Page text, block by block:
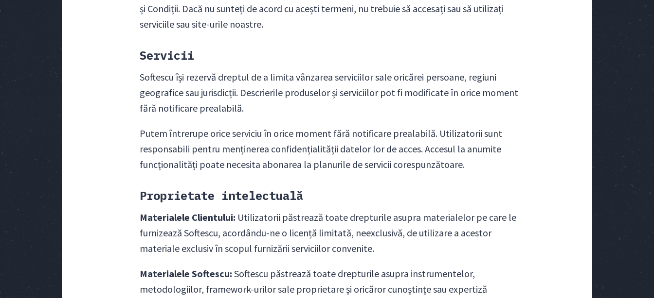
și Condiții. Dacă nu sunteți de acord cu acești termeni, nu trebuie să accesați sau să utilizați
serviciile sau site-urile noastre.
Servicii
Softescu își rezervă dreptul de a limita vânzarea serviciilor sale oricărei persoane, regiuni
geografice sau jurisdicții. Descrierile produselor și serviciilor pot fi modificate în orice moment
fără notificare prealabilă.
Putem întrerupe orice serviciu în orice moment fără notificare prealabilă. Utilizatorii sunt
responsabili pentru menținerea confidențialității datelor lor de acces. Accesul la anumite
funcționalități poate necesita abonarea la planurile de servicii corespunzătoare.
Proprietate intelectuală
Materialele Clientului: Utilizatorii păstrează toate drepturile asupra materialelor pe care le
furnizează Softescu, acordându-ne o licență limitată, neexclusivă, de utilizare a acestor
materiale exclusiv în scopul furnizării serviciilor convenite.
Materialele Softescu: Softescu păstrează toate drepturile asupra instrumentelor,
metodologiilor, framework-urilor sale proprietare și oricăror cunoștințe sau expertiză